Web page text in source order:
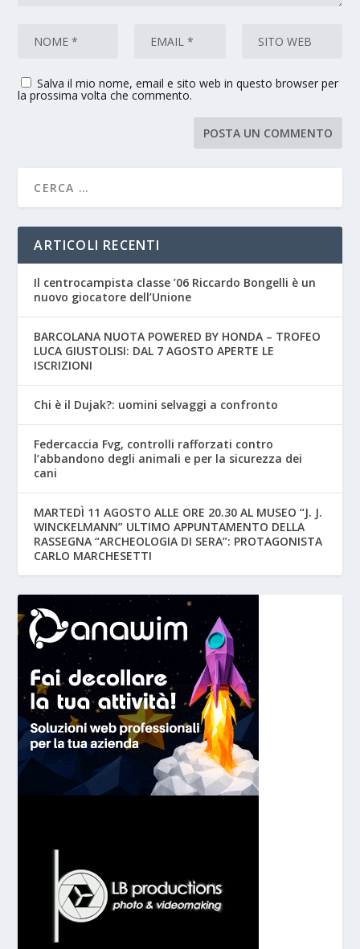
Salva il mio nome, email e sito web in questo browser per
la prossima volta che commento.
ARTICOLI RECENTI
Il centrocampista classe ’06 Riccardo Bongelli è un
nuovo giocatore dell’Unione
BARCOLANA NUOTA POWERED BY HONDA – TROFEO
LUCA GIUSTOLISI: DAL 7 AGOSTO APERTE LE
ISCRIZIONI
Chi è il Dujak?: uomini selvaggi a confronto
Federcaccia Fvg, controlli rafforzati contro
l’abbandono degli animali e per la sicurezza dei
cani
MARTEDÌ 11 AGOSTO ALLE ORE 20.30 AL MUSEO “J. J.
WINCKELMANN” ULTIMO APPUNTAMENTO DELLA
RASSEGNA “ARCHEOLOGIA DI SERA”: PROTAGONISTA
CARLO MARCHESETTI